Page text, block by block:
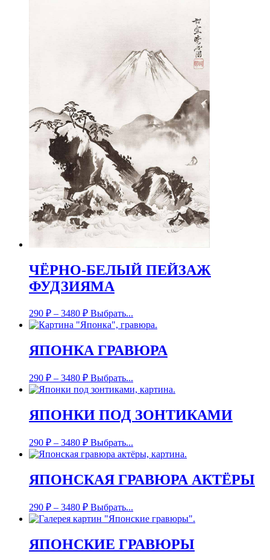
ЧЁРНО-БЕЛЫЙ ПЕЙЗАЖ
ФУДЗИЯМА
290 ₽ – 3480 ₽ Выбрать...
ЯПОНКА ГРАВЮРА
290 ₽ – 3480 ₽ Выбрать...
ЯПОНКИ ПОД ЗОНТИКАМИ
290 ₽ – 3480 ₽ Выбрать...
ЯПОНСКАЯ ГРАВЮРА АКТЁРЫ
290 ₽ – 3480 ₽ Выбрать...
ЯПОНСКИЕ ГРАВЮРЫ